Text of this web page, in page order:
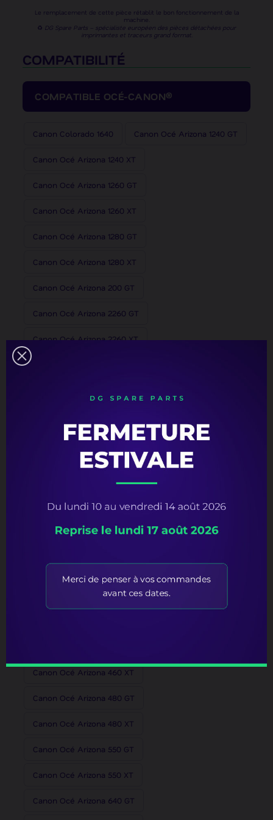
Le remplacement de cette pièce rétablit le bon fonctionnement de la
machine.
♻️ DG Spare Parts – spécialiste européen des pièces détachées pour
imprimantes et traceurs grand format.
COMPATIBILITÉ
COMPATIBLE OCÉ-CANON®
Canon Colorado 1640 Canon Océ Arizona 1240 GT
Canon Océ Arizona 1240 XT
Canon Océ Arizona 1260 GT
Canon Océ Arizona 1260 XT
Canon Océ Arizona 1280 GT
Canon Océ Arizona 1280 XT
Canon Océ Arizona 200 GT
Canon Océ Arizona 2260 GT
Canon Océ Arizona 2260 XT
Canon Océ Arizona 300 GT
Canon Océ Arizona 318 GL
Canon Océ Arizona 360 XT
Canon Océ Arizona 440 GT
Canon Océ Arizona 460 XT
Canon Océ Arizona 480 GT
Canon Océ Arizona 480 XT
Canon Océ Arizona 550 GT
Canon Océ Arizona 550 XT
Canon Océ Arizona 640 GT